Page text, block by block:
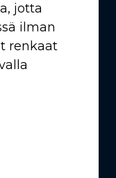
jotta
ilman
renkaat